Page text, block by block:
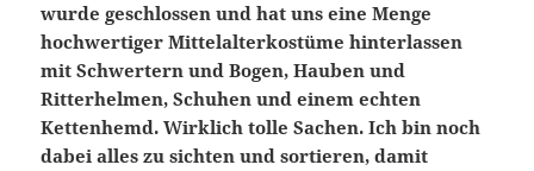
wurde geschlossen und hat uns eine Menge
hochwertiger Mittelalterkostüme hinterlassen
mit Schwertern und Bogen, Hauben und
Ritterhelmen, Schuhen und einem echten
Kettenhemd. Wirklich tolle Sachen. Ich bin noch
dabei alles zu sichten und sortieren, damit